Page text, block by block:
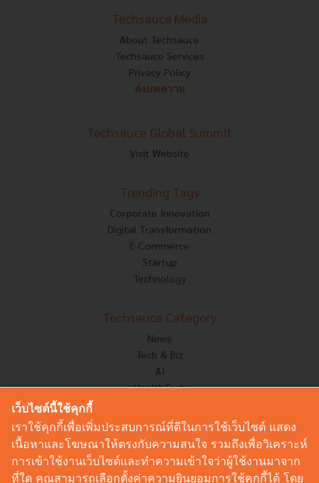
Techsauce Media
About Techsauce
Techsauce Services
Privacy Policy
ส่งบทความ
Techsauce Global Summit
Visit Website
Trending Tags
Corporate Innovation
Digital Transformation
E-Commerce
Startup
Technology
Techsauce Category
News
Tech & Biz
AI
HealthTech
Corp Innov
Saucy Thoughts
Based On
Sustainable
เว็บไซต์นี้ใช้คุกกี้
เราใช้คุกกี้เพื่อเพิ่มประสบการณ์ที่ดีในการใช้เว็บไซต์ แสดง
เนื้อหาและโฆษณาให้ตรงกับความสนใจ รวมถึงเพื่อวิเคราะห์
การเข้าใช้งานเว็บไซต์และทำความเข้าใจว่าผู้ใช้งานมาจาก
ที่ใด คุณสามารถเลือกตั้งค่าความยินยอมการใช้คุกกี้ได้ โดย